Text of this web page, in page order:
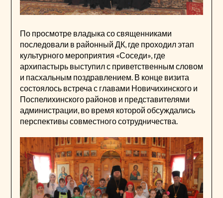
По просмотре владыка со священниками
последовали в районный ДК, где проходил этап
культурного мероприятия «Соседи», где
архипастырь выступил с приветственным словом
и пасхальным поздравлением. В конце визита
состоялось встреча с главами Новичихинского и
Поспелихинского районов и представителями
администрации, во время которой обсуждались
перспективы совместного сотрудничества.